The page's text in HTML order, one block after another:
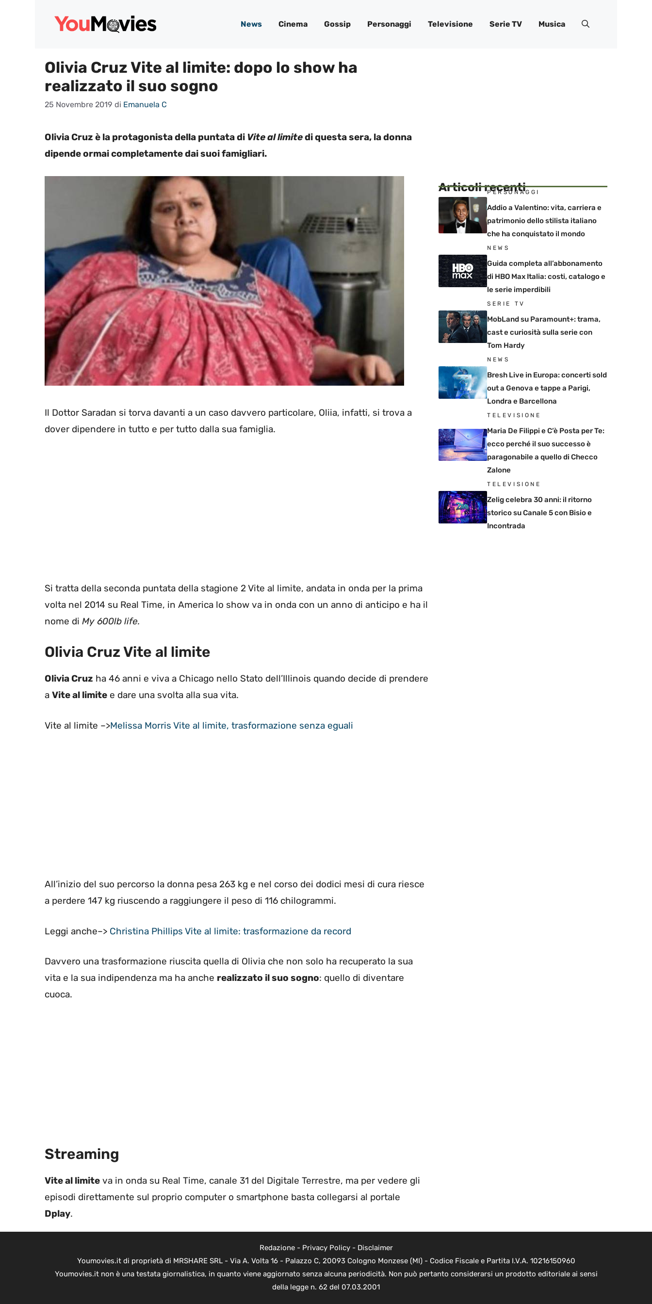
News Cinema Gossip Personaggi Televisione Serie TV Musica
Olivia Cruz Vite al limite: dopo lo show ha
realizzato il suo sogno
25 Novembre 2019 di Emanuela C
Olivia Cruz è la protagonista della puntata di Vite al limitedi questa sera, la donna
dipende ormai completamente dai suoi famigliari.
Il Dottor Saradan si torva davanti a un caso davvero particolare, Oliia, infatti, si trova a
dover dipendere in tutto e per tutto dalla sua famiglia.
Si tratta della seconda puntata della stagione 2 Vite al limite, andata in onda per la prima
volta nel 2014 su Real Time, in America lo show va in onda con un anno di anticipo e ha il
nome di My 600lb life.
Olivia Cruz Vite al limite
Olivia Cruz ha 46 anni e viva a Chicago nello Stato dell’Illinois quando decide di prendere
a Vite al limite e dare una svolta alla sua vita.
Vite al limite –>Melissa Morris Vite al limite, trasformazione senza eguali
All’inizio del suo percorso la donna pesa 263 kg e nel corso dei dodici mesi di cura riesce
a perdere 147 kg riuscendo a raggiungere il peso di 116 chilogrammi.
Leggi anche–> Christina Phillips Vite al limite: trasformazione da record
Davvero una trasformazione riuscita quella di Olivia che non solo ha recuperato la sua
vita e la sua indipendenza ma ha anche realizzato il suo sogno: quello di diventare
cuoca.
Streaming
Vite al limite va in onda su Real Time, canale 31 del Digitale Terrestre, ma per vedere gli
episodi direttamente sul proprio computer o smartphone basta collegarsi al portale
Dplay.
Articoli recenti
PERSONAGGI
Addio a Valentino: vita, carriera e
patrimonio dello stilista italiano
che ha conquistato il mondo
NEWS
Guida completa all’abbonamento
di HBO Max Italia: costi, catalogo e
le serie imperdibili
SERIE TV
MobLand su Paramount+: trama,
cast e curiosità sulla serie con
Tom Hardy
NEWS
Bresh Live in Europa: concerti sold
out a Genova e tappe a Parigi,
Londra e Barcellona
TELEVISIONE
Maria De Filippi e C’è Posta per Te:
ecco perché il suo successo è
paragonabile a quello di Checco
Zalone
TELEVISIONE
Zelig celebra 30 anni: il ritorno
storico su Canale 5 con Bisio e
Incontrada
Redazione- Privacy Policy- Disclaimer
Youmovies.it di proprietà di MRSHARE SRL - Via A. Volta 16 - Palazzo C, 20093 Cologno Monzese (MI) - Codice Fiscale e Partita I.V.A. 10216150960
Youmovies.it non è una testata giornalistica, in quanto viene aggiornato senza alcuna periodicità. Non può pertanto considerarsi un prodotto editoriale ai sensi
della legge n. 62 del 07.03.2001